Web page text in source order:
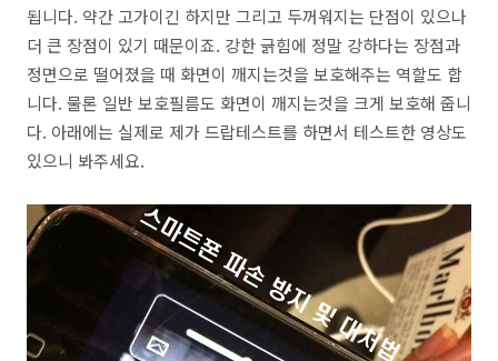
됩니다. 약간 고가이긴 하지만 그리고 두꺼워지는 단점이 있으나
더 큰 장점이 있기 때문이죠. 강한 긁힘에 정말 강하다는 장점과
정면으로 떨어졌을 때 화면이 깨지는것을 보호해주는 역할도 합
니다. 물론 일반 보호필름도 화면이 깨지는것을 크게 보호해 줍니
다. 아래에는 실제로 제가 드랍테스트를 하면서 테스트한 영상도
있으니 봐주세요.